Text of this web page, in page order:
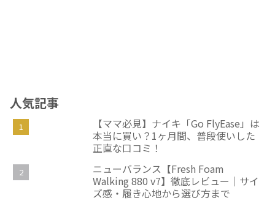
人気記事
【ママ必見】ナイキ「Go FlyEase」は
本当に買い？1ヶ月間、普段使いした
正直な口コミ！
ニューバランス【Fresh Foam
Walking 880 v7】徹底レビュー｜サイ
ズ感・履き心地から選び方まで